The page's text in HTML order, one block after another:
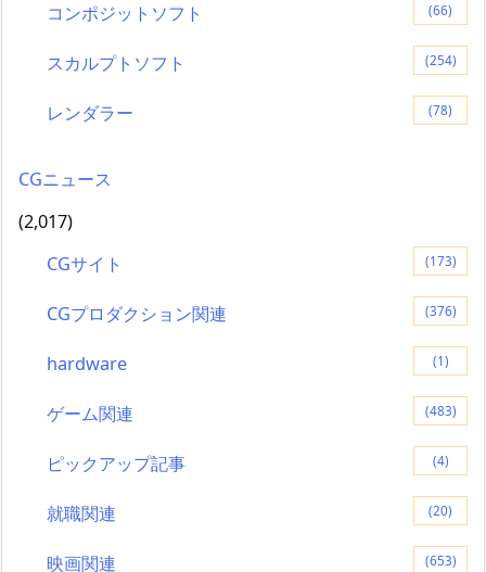
コンポジットソフト (66)
スカルプトソフト (254)
レンダラー (78)
CGニュース
(2,017)
CGサイト
(173)
CGプロダクション関連 (376)
hardware (1)
ゲーム関連 (483)
ピックアップ記事 (4)
就職関連 (20)
映画関連 (653)